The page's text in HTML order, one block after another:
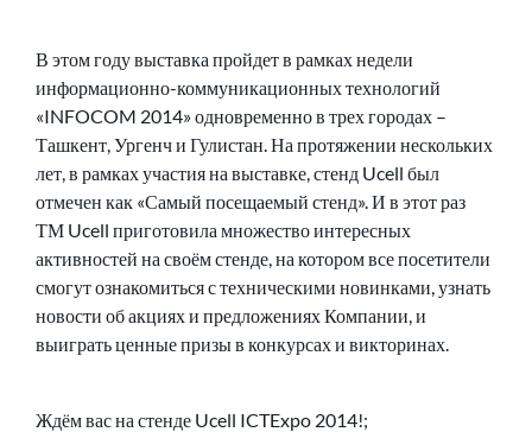
В этом году выставка пройдет в рамках недели
информационно-коммуникационных технологий
«INFOCOM 2014» одновременно в трех городах –
Ташкент, Ургенч и Гулистан. На протяжении нескольких
лет, в рамках участия на выставке, стенд Ucell был
отмечен как «Самый посещаемый стенд». И в этот раз
ТМ Ucell приготовила множество интересных
активностей на своём стенде, на котором все посетители
смогут ознакомиться с техническими новинками, узнать
новости об акциях и предложениях Компании, и
выиграть ценные призы в конкурсах и викторинах.
Ждём вас на стенде Ucell ICTExpo 2014!;